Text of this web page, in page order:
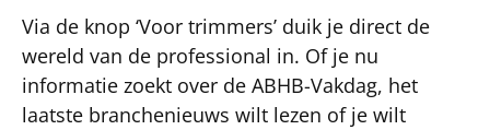
Via de knop ‘Voor trimmers’ duik je direct de
wereld van de professional in. Of je nu
informatie zoekt over de ABHB-Vakdag, het
laatste branchenieuws wilt lezen of je wilt